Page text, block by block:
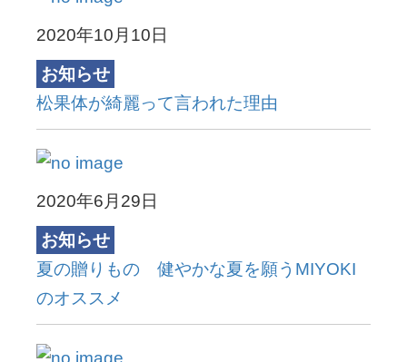
2020年10月10日
お知らせ
松果体が綺麗って言われた理由
2020年6月29日
お知らせ
夏の贈りもの 健やかな夏を願うMIYOKI
のオススメ